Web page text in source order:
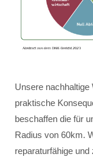
Unsere
praktische
beschaffen die für
Radius von 60km.
reparaturfähige